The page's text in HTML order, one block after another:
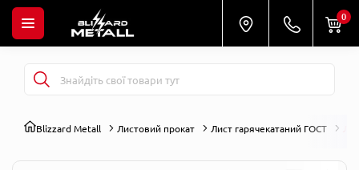
0
Blizzard Metall Листовий прокат Лист гарячекатаний ГОСТ